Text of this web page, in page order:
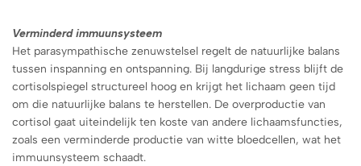
Verminderd immuunsysteem
Het parasympathische zenuwstelsel regelt de natuurlijke balans
tussen inspanning en ontspanning. Bij langdurige stress blijft de
cortisolspiegel structureel hoog en krijgt het lichaam geen tijd
om die natuurlijke balans te herstellen. De overproductie van
cortisol gaat uiteindelijk ten koste van andere lichaamsfuncties,
zoals een verminderde productie van witte bloedcellen, wat het
immuunsysteem schaadt.